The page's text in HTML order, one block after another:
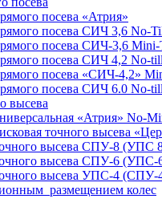
посева «Атрия»
посева СИЧ 3,6 No-
посева СИЧ-3,6
посева СИЧ 4,2 No-till
посева «СИЧ-4,2»
посева СИЧ 6.0 No-
высева
«Атрия» No-
точного высева
высева СПУ-8 (УПС
высева СПУ-6 (УПС-
высева УПС-4 (СПУ-
размещением колес